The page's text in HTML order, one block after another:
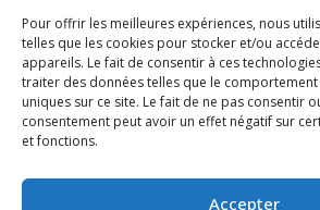
Pour offrir les meilleures expériences, nous
telles que les cookies pour stocker et/ou
appareils. Le fait de consentir à ces
traiter des données telles que le
uniques sur ce site. Le fait de ne pas consentir
consentement peut avoir un effet négatif sur
et fonctions.
Accepter
Mentions Légales
Données Personnelles
Contact